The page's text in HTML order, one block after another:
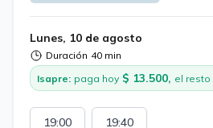
Lunes, 10 de agosto
Duración 40 min
Isapre: paga hoy $ 13.500, el
19:00 19:40